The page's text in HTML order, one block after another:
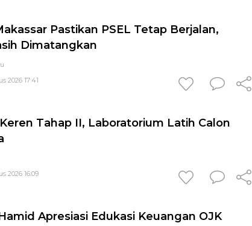
Pastikan PSEL Tetap Berjalan,
Dimatangkan
2026 17:41
Tahap II, Laboratorium Latih Calon
2026 16:09
Apresiasi Edukasi Keuangan OJK